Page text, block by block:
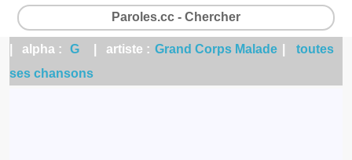
Paroles.cc - Chercher
| alpha : G | artiste : Grand Corps Malade
toutes
ses chansons